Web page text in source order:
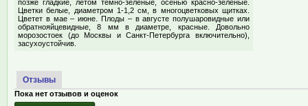
позже гладкие, летом темно-зеленые, осенью красно-зеленые.
Цветки белые, диаметром 1-1,2 см, в многоцветковых щитках.
Цветет в мае – июне. Плоды – в августе полушаровидные или
обратнояйцевидные, 8 мм в диаметре, красные. Довольно
морозостоек (до Москвы и Санкт-Петербурга включительно),
засухоустойчив.
Отзывы
Пока нет отзывов и оценок